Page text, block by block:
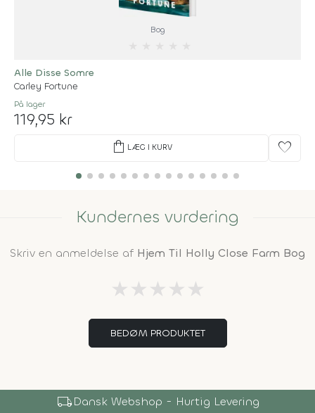
Bog
Alle Disse Somre
Carley Fortune
På lager
119,95 kr
shopping_bag LÆG I KURV favorite
Kundernes vurdering
Skriv en anmeldelse af Hjem Til Holly Close Farm Bog
★ ★ ★ ★ ★
BEDØM PRODUKTET
local_shippingDansk Webshop - Hurtig Levering